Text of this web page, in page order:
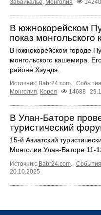
Забайкалье, Монголия 14240
В южнокорейском
показ
В южнокорейском городе
монгольского кашемира.
районе Хэундэ.
Источник: Babr24.com. События
Монголия, Корея 14688
В Улан-Баторе
туристический
15-й Азиатский
Монголии Улан-Баторе 11-
Источник: Babr24.com. События
20.10.2025